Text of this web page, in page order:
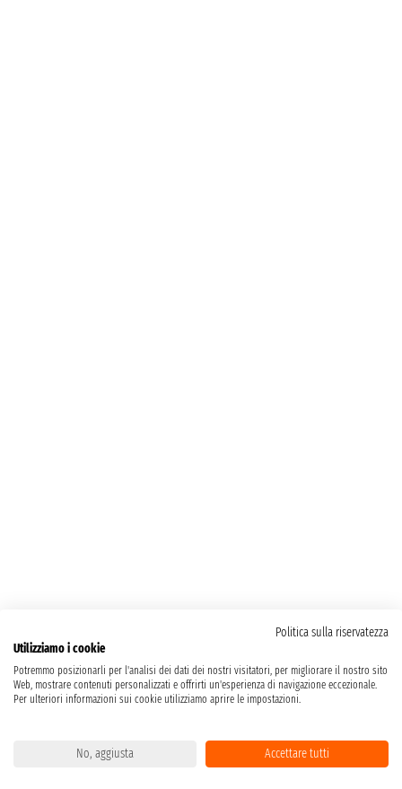
Politica sulla riservatezza
Utilizziamo i cookie
Potremmo posizionarli per l'analisi dei dati dei nostri visitatori, per migliorare il nostro sito
Web, mostrare contenuti personalizzati e offrirti un'esperienza di navigazione eccezionale.
Per ulteriori informazioni sui cookie utilizziamo aprire le impostazioni.
No, aggiusta Accettare tutti